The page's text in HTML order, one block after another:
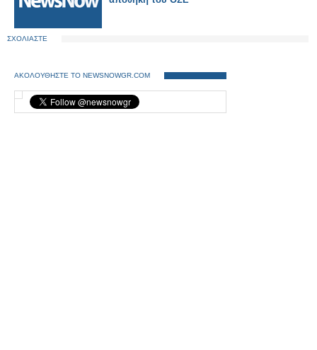
ΣΧΟΛΙΑΣΤΕ
ΑΚΟΛΟΥΘΗΣΤΕ ΤΟ NEWSNOWGR.COM